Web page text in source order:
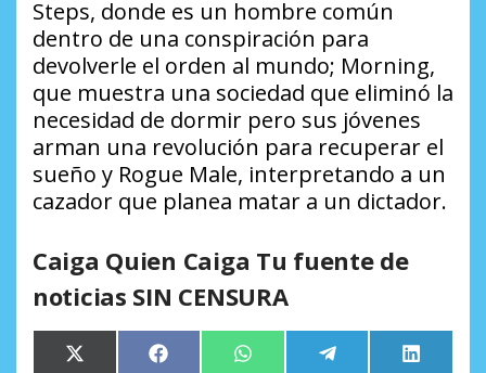
Steps, donde es un hombre común
dentro de una conspiración para
devolverle el orden al mundo; Morning,
que muestra una sociedad que eliminó la
necesidad de dormir pero sus jóvenes
arman una revolución para recuperar el
sueño y Rogue Male, interpretando a un
cazador que planea matar a un dictador.
Caiga Quien Caiga Tu fuente de
noticias SIN CENSURA
Compartir
X Compartir
Facebook Compartir
WhatsApp Compartir
Telegram LinkedIn